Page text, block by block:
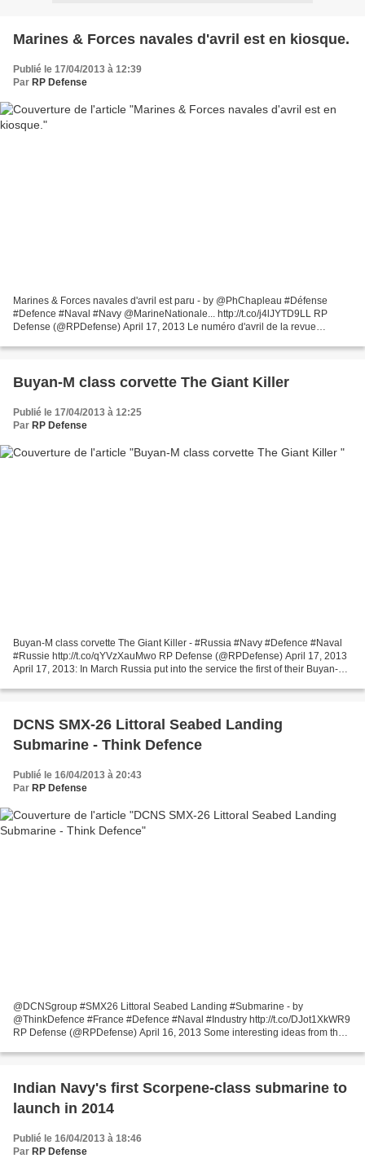
Marines & Forces navales d'avril est en kiosque.
Publié le 17/04/2013 à 12:39
Par RP Defense
Marines & Forces navales d'avril est paru - by @PhChapleau #Défense
#Defence #Naval #Navy @MarineNationale... http://t.co/j4lJYTD9LL RP
Defense (@RPDefense) April 17, 2013 Le numéro d'avril de la revue
Buyan-M class corvette The Giant Killer
Publié le 17/04/2013 à 12:25
Par RP Defense
Buyan-M class corvette The Giant Killer - #Russia #Navy #Defence #Naval
#Russie http://t.co/qYVzXauMwo RP Defense (@RPDefense) April 17, 2013
April 17, 2013: In March Russia put into the service the first of their Buyan-M
DCNS SMX-26 Littoral Seabed Landing
Submarine - Think Defence
Publié le 16/04/2013 à 20:43
Par RP Defense
@DCNSgroup #SMX26 Littoral Seabed Landing #Submarine - by
@ThinkDefence #France #Defence #Naval #Industry http://t.co/DJot1XkWR9
RP Defense (@RPDefense) April 16, 2013 Some interesting ideas from the
Indian Navy's first Scorpene-class submarine to
launch in 2014
Publié le 16/04/2013 à 18:46
Par RP Defense